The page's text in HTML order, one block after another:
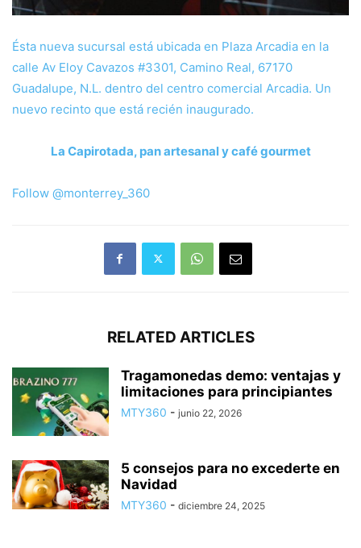
Ésta nueva sucursal está ubicada en Plaza Arcadia en la
calle Av Eloy Cavazos #3301, Camino Real, 67170
Guadalupe, N.L. dentro del centro comercial Arcadia. Un
nuevo recinto que está recién inaugurado.
La Capirotada, pan artesanal y café gourmet
Follow @monterrey_360
RELATED ARTICLES
Tragamonedas demo: ventajas y
limitaciones para principiantes
MTY360 - junio 22, 2026
5 consejos para no excederte en
Navidad
MTY360 - diciembre 24, 2025